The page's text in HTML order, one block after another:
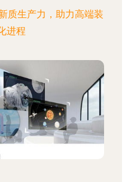
质生产力，助力高端装
进程